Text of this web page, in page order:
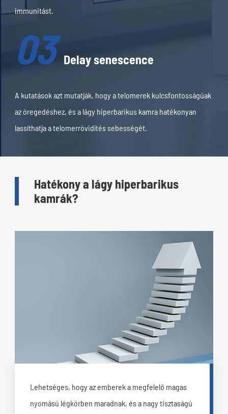
immunitást.
03 Delay senescence
A kutatások azt mutatják, hogy a telomerek kulcsfontosságúak
az öregedéshez, és a lágy hiperbarikus kamra hatékonyan
lassíthatja a telomerrövidítés sebességét.
Hatékony a lágy hiperbarikus
kamrák?
Lehetséges, hogy az emberek a megfelelő magas
nyomású légkörben maradnak, és a nagy tisztaságú